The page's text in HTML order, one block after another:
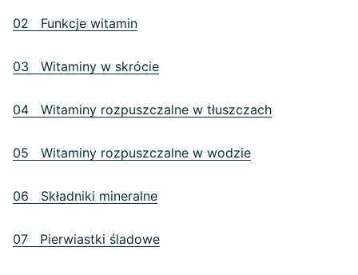
02 Funkcje witamin
03 Witaminy w skrócie
04 Witaminy rozpuszczalne w tłuszczach
05 Witaminy rozpuszczalne w wodzie
06 Składniki mineralne
07 Pierwiastki śladowe